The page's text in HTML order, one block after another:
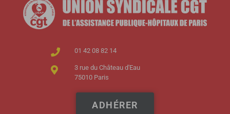
01 42 08 82 14
3 rue du Château d'Eau
75010 Paris
ADHÉRER